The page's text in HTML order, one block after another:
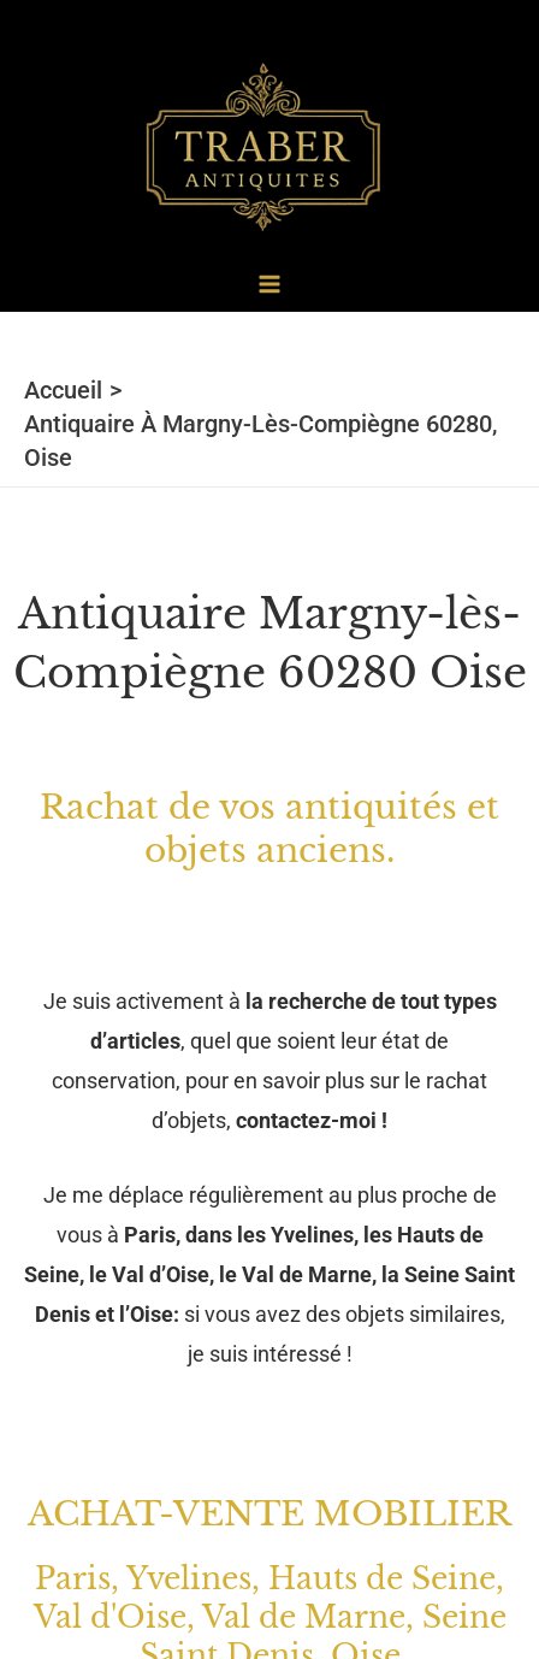
Accueil
Antiquaire À Margny-Lès-Compiègne 60280,
Oise
Antiquaire Margny-lès-
Compiègne 60280 Oise
Rachat de vos antiquités et
objets anciens.
Je suis activement à la recherche de tout types
d’articles, quel que soient leur état de
conservation, pour en savoir plus sur le rachat
d’objets, contactez-moi !
Je me déplace régulièrement au plus proche de
vous à Paris, dans les Yvelines, les Hauts de
Seine, le Val d’Oise, le Val de Marne, la Seine Saint
Denis et l’Oise: si vous avez des objets similaires,
je suis intéressé !
ACHAT-VENTE MOBILIER
Paris, Yvelines, Hauts de Seine,
Val d'Oise, Val de Marne, Seine